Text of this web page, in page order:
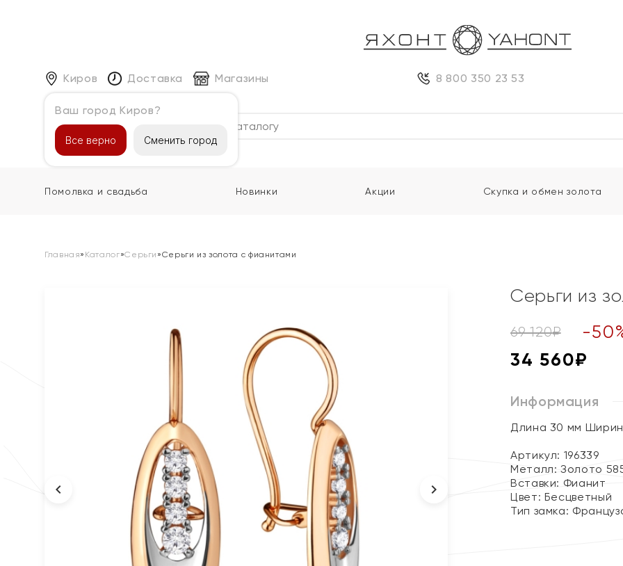
Киров
Ваш город Киров?
Все верно Сменить город
Доставка Магазины 8 800 350 23 53
Каталог
Помолвка и свадьба Новинки Акции Скупка и обмен золота
Главная» Каталог»Серьги »Серьги из золота с фианитами
Серьги из
69 120₽ -50
34 560₽
Информация
Длина 30 мм
Артикул: 196339
Металл:Золото
Вставки: Фианит
Цвет: Бесцветный
Тип замка: